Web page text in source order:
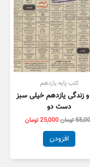
کتب پایه یازدهم
زندگی یازدهم خیلی سبز
دست دو
تومان25,000تومان
افزودن